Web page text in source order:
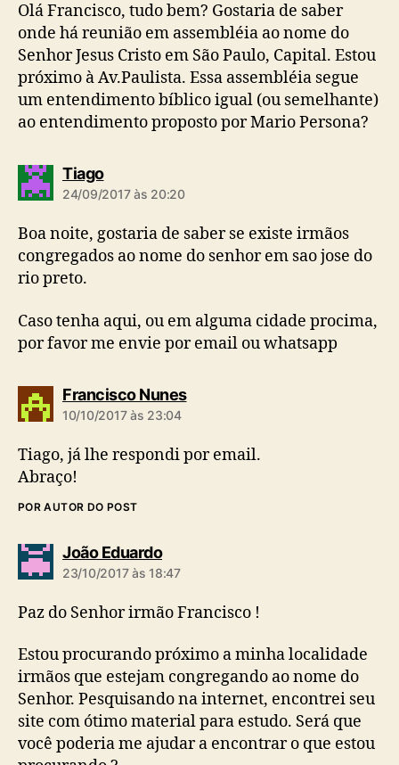
Olá Francisco, tudo bem? Gostaria de saber
onde há reunião em assembléia ao nome do
Senhor Jesus Cristo em São Paulo, Capital. Estou
próximo à Av.Paulista. Essa assembléia segue
um entendimento bíblico igual (ou semelhante)
ao entendimento proposto por Mario Persona?
Tiagod
i
24/09/2017 às 20:20
Boa noite, gostaria de saber se existe irmãos
congregados ao nome do senhor em sao jose do
rio preto.
Caso tenha aqui, ou em alguma cidade procima,
por favor me envie por email ou whatsapp
Francisco Nunesd
10/10/2017 às 23:04
Tiago, já lhe respondi por email.
Abraço!
POR AUTOR DO POST
João Eduardod
i
:
23/10/2017 às 18:47
Paz do Senhor irmão Francisco !
Estou procurando próximo a minha localidade
irmãos que estejam congregando ao nome do
Senhor. Pesquisando na internet, encontrei seu
site com ótimo material para estudo. Será que
você poderia me ajudar a encontrar o que estou